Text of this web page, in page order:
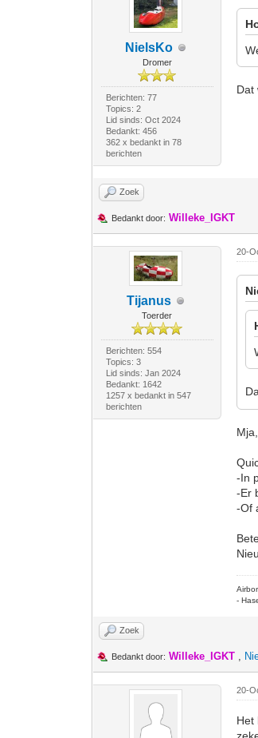
NielsKo
Dromer
Berichten: 77
Topics: 2
Lid sinds: Oct 2024
Bedankt: 456
362 x bedankt in 78
berichten
Dat
Zoek
Bedankt door: Willeke_IGKT
Tijanus
Toerder
Berichten: 554
Topics: 3
Lid sinds: Jan 2024
Bedankt: 1642
1257 x bedankt in 547
berichten
20-
-In
-Er
-Of
-
Zoek
Bedankt door: Willeke_IGKT ,
20-
Het